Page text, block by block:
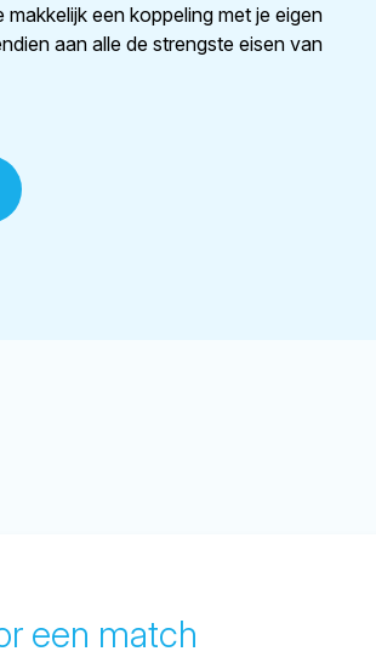
een koppeling met je eigen
aan alle de strengste eisen van
een match